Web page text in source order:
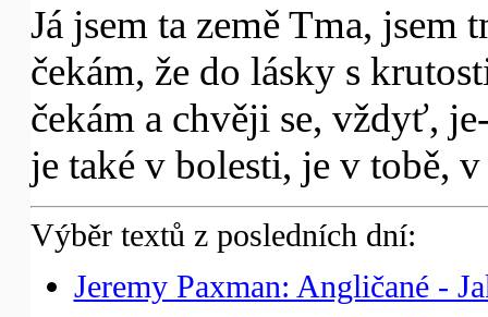
Já jsem ta země Tma, jsem
čekám, že do lásky s
čekám a chvěji se, vždyť,
je také v bolesti, je v tobě,
Výběr textů z posledních dní:
Jeremy Paxman: Angličané -